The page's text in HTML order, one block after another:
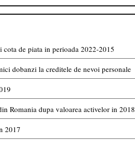
de piata in perioada 2022-2015
dobanzi la creditele de nevoi personale
Romania dupa valoarea activelor in 2018
2017